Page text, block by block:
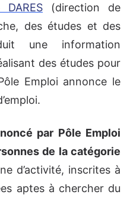
DARES (direction de
des études et des
une information
des études pour
Emploi annonce le
par Pôle Emploi
de la catégorie
d’activité, inscrites à
aptes à chercher du